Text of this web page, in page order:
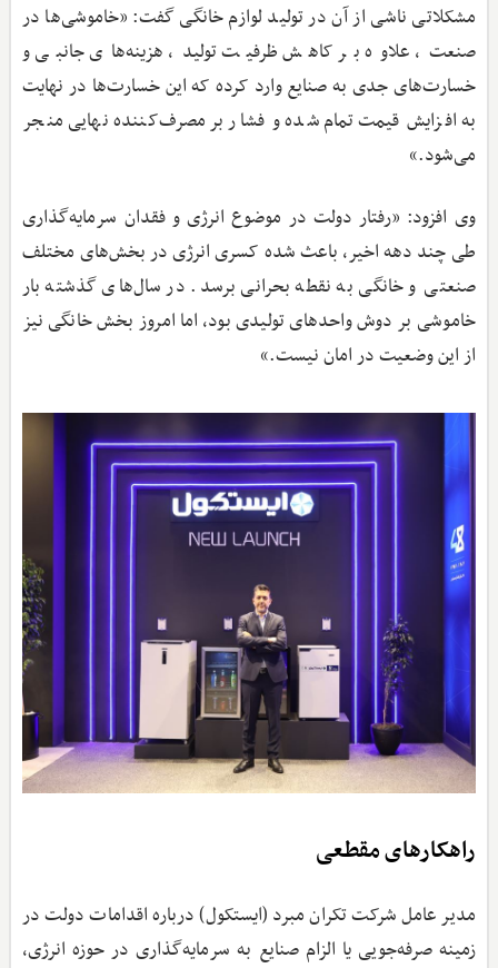
مشکلاتی ناشی از آن در تولید لوازم خانگی گفت: «خاموشی‌ها در
صنعت، علاوه بر کاهش ظرفیت تولید، هزینه‌های جانبی و
خسارت‌های جدی به صنایع وارد کرده که این خسارت‌ها در نهایت
به افزایش قیمت تمام‌شده و فشار بر مصرف‌کننده نهایی منجر
می‌شود.»
وی افزود: «رفتار دولت در موضوع انرژی و فقدان سرمایه‌گذاری
طی چند دهه اخیر، باعث شده کسری انرژی در بخش‌های مختلف
صنعتی و خانگی به نقطه بحرانی برسد. در سال‌های گذشته بار
خاموشی بر دوش واحدهای تولیدی بود، اما امروز بخش خانگی نیز
از این وضعیت در امان نیست.»
راهکارهای مقطعی
‌مدیر عامل شرکت تکران مبرد (ایستکول) درباره اقدامات دولت در
زمینه صرفه‌جویی یا الزام صنایع به سرمایه‌گذاری در حوزه انرژی،